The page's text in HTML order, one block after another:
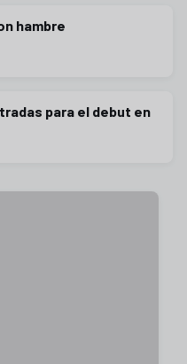
hambre
para el debut en